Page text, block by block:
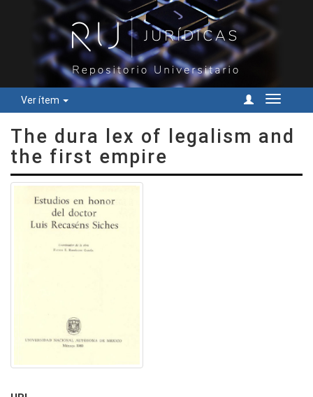
Ver ítem
Cambiar
The dura lex of legalism and
the first empire